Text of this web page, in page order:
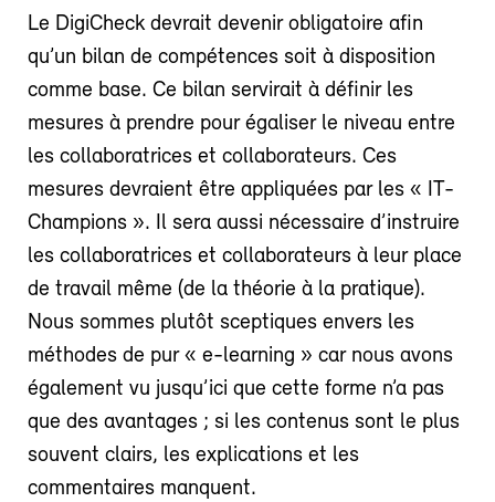
Le DigiCheck devrait devenir obligatoire afin
qu’un bilan de compétences soit à disposition
comme base. Ce bilan servirait à définir les
mesures à prendre pour égaliser le niveau entre
les collaboratrices et collaborateurs. Ces
mesures devraient être appliquées par les « IT-
Champions ». Il sera aussi nécessaire d’instruire
les collaboratrices et collaborateurs à leur place
de travail même (de la théorie à la pratique).
Nous sommes plutôt sceptiques envers les
méthodes de pur « e-learning » car nous avons
également vu jusqu’ici que cette forme n’a pas
que des avantages ; si les contenus sont le plus
souvent clairs, les explications et les
commentaires manquent.